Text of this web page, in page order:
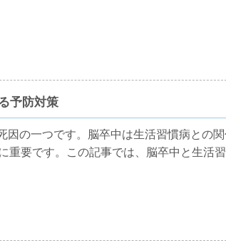
予防対策
因の一つです。脳卒中は生活習慣病との
重要です。この記事では、脳卒中と生活